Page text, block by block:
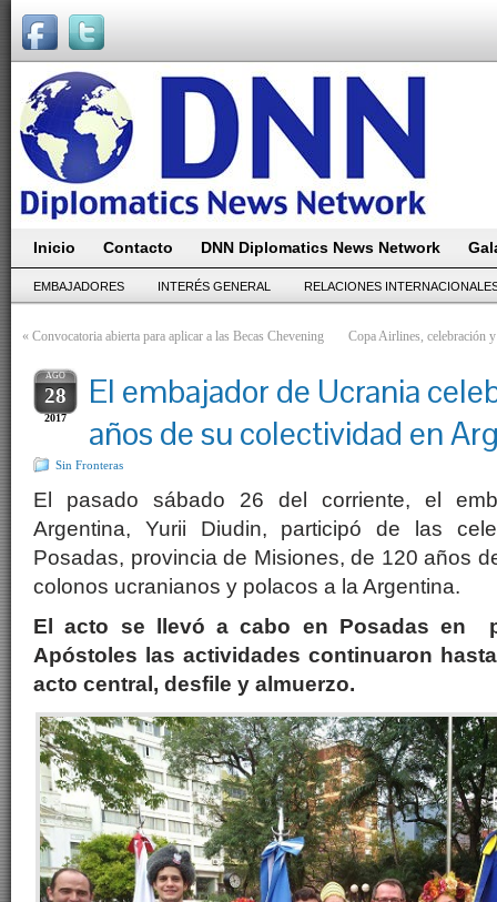
Inicio Contacto DNN Diplomatics News Network
EMBAJADORES INTERÉS GENERAL RELACIONES
« Convocatoria abierta para aplicar a las Becas Chevening Copa Airlines, celebración
AGO
28
2017
El embajador de Ucrania
años de su colectividad en
Sin Fronteras
El pasado sábado 26 del corriente, el
Argentina, Yurii Diudin, participó de las
Posadas, provincia de Misiones, de 120 años
colonos ucranianos y polacos a la Argentina.
El acto se llevó a cabo en Posadas en
Apóstoles las actividades continuaron
acto central, desfile y almuerzo.